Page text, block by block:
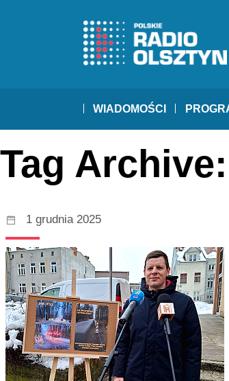
WIADOMOŚCI
Tag
1 grudnia 2025